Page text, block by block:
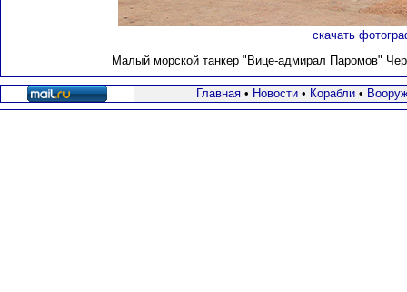
скачать
Малый морской танкер "Вице-адмирал Паромов"
Главная• Новости• Корабли•